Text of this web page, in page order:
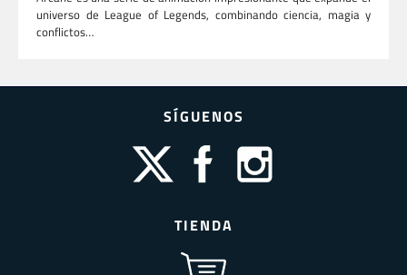
universo de League of Legends, combinando ciencia, magia y
conflictos…
SÍGUENOS
TIENDA